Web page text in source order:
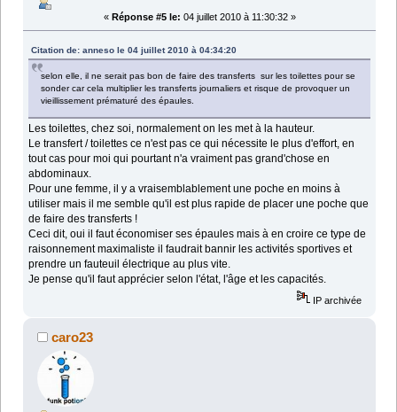
« Réponse #5 le: 04 juillet 2010 à 11:30:32 »
Citation de: anneso le 04 juillet 2010 à 04:34:20
selon elle, il ne serait pas bon de faire des transferts sur les toilettes pour se
sonder car cela multiplier les transferts journaliers et risque de provoquer un
vieillissement prématuré des épaules.
Les toilettes, chez soi, normalement on les met à la hauteur.
Le transfert / toilettes ce n'est pas ce qui nécessite le plus d'effort, en
tout cas pour moi qui pourtant n'a vraiment pas grand'chose en
abdominaux.
Pour une femme, il y a vraisemblablement une poche en moins à
utiliser mais il me semble qu'il est plus rapide de placer une poche que
de faire des transferts !
Ceci dit, oui il faut économiser ses épaules mais à en croire ce type de
raisonnement maximaliste il faudrait bannir les activités sportives et
prendre un fauteuil électrique au plus vite.
Je pense qu'il faut apprécier selon l'état, l'âge et les capacités.
IP archivée
caro23